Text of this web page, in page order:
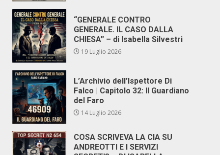
“GENERALE CONTRO
GENERALE. IL CASO DALLA
CHIESA” – di Isabella Silvestri
19 Luglio 2026
L’Archivio dell’Ispettore Di
Falco | Capitolo 32: Il Guardiano
del Faro
14 Luglio 2026
COSA SCRIVEVA LA CIA SU
ANDREOTTI E I SERVIZI